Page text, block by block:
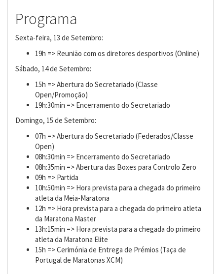
Programa
Sexta-feira, 13 de Setembro:
19h => Reunião com os diretores desportivos (Online)
Sábado, 14 de Setembro:
15h => Abertura do Secretariado (Classe
Open/Promoção)
19h:30min => Encerramento do Secretariado
Domingo, 15 de Setembro:
07h => Abertura do Secretariado (Federados/Classe
Open)
08h:30min => Encerramento do Secretariado
08h:35min => Abertura das Boxes para Controlo Zero
09h => Partida
10h:50min => Hora prevista para a chegada do primeiro
atleta da Meia-Maratona
12h => Hora prevista para a chegada do primeiro atleta
da Maratona Master
13h:15min => Hora prevista para a chegada do primeiro
atleta da Maratona Elite
15h => Cerimónia de Entrega de Prémios (Taça de
Portugal de Maratonas XCM)